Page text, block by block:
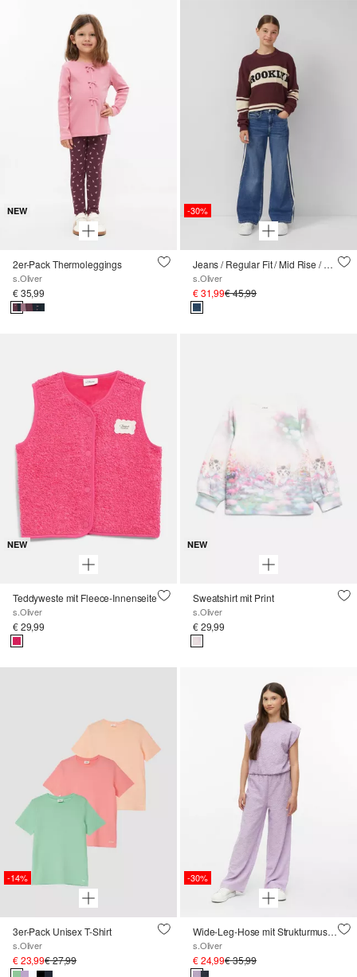
NEW
2er-Pack Thermoleggings
s.Oliver
€ 35,99
-30%
Jeans / Regular Fit / Mid Rise / Wide Leg / Kontrast-Streifen
s.Oliver
€ 31,99€ 45,99
NEW
Teddyweste mit Fleece-Innenseite
s.Oliver
€ 29,99
NEW
Sweatshirt mit Print
s.Oliver
€ 29,99
-14%
3er-Pack Unisex T-Shirt
s.Oliver
€ 23,99€ 27,99
-30%
Wide-Leg-Hose mit Strukturmuster
s.Oliver
€ 24,99€ 35,99